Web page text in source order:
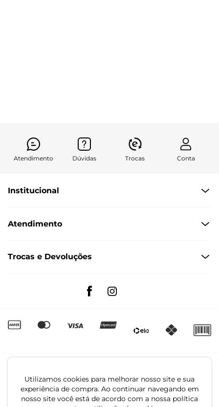
Utilizamos cookies para melhorar nosso site e sua
experiência de compra. Ao continuar navegando em
nosso site você está de acordo com a nossa política
Atendimento Dúvidas Trocas Conta
Institucional
Políticas de Privacidade
Formas de Entrega
Regulamento de Promoções
Canal de Denúncias | Ética
Atendimento
Fale conosco pelo WhatsApp
Trocas e Devoluções